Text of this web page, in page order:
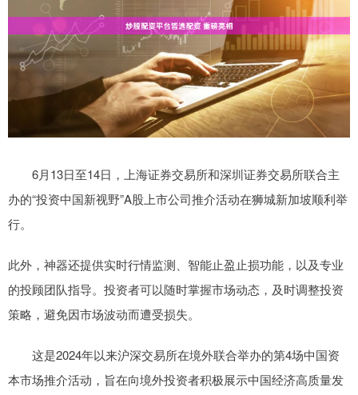
6月13日至14日，上海证券交易所和深圳证券交易所联合主
办的“投资中国新视野”A股上市公司推介活动在狮城新加坡顺利举
行。
此外，神器还提供实时行情监测、智能止盈止损功能，以及专业
的投顾团队指导。投资者可以随时掌握市场动态，及时调整投资
策略，避免因市场波动而遭受损失。
这是2024年以来沪深交易所在境外联合举办的第4场中国资
本市场推介活动，旨在向境外投资者积极展示中国经济高质量发